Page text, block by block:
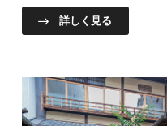
詳しく見る